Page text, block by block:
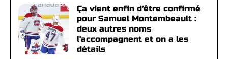
Ça vient enfin d'être confirmé
pour Samuel Montembeault :
deux autres noms
l'accompagnent et on a les
détails